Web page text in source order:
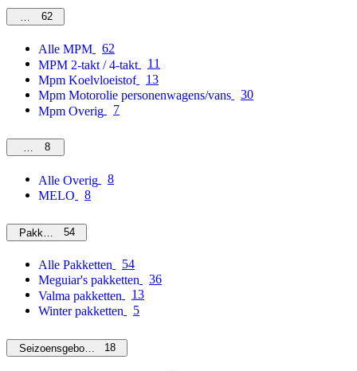
MPM62
Alle MPM
62
MPM 2-takt / 4-takt
11
Mpm Koelvloeistof
13
Mpm Motorolie personenwagens/vans
30
Mpm Overig
7
Overig
8
Alle Overig
8
MELO
8
Pakketten54
Alle Pakketten
54
Meguiar's pakketten
36
Valma pakketten
13
Winter pakketten
5
Seizoensgebonden18